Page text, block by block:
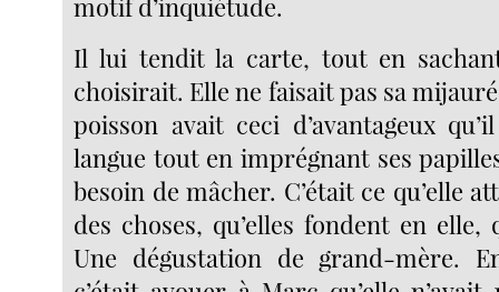
motif d’inquiétude.
Il lui tendit la carte, tout en
choisirait. Elle ne faisait pas sa
poisson avait ceci d’avantageux
langue tout en imprégnant ses
besoin de mâcher. C’était ce qu’elle
des choses, qu’elles fondent en elle,
Une dégustation de grand-mère.